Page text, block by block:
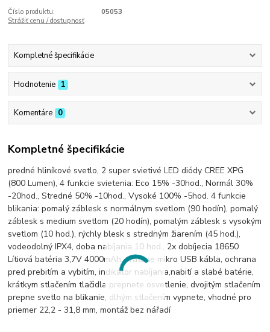
Číslo produktu:
05053
Strážiť cenu / dostupnosť
Kompletné špecifikácie
Hodnotenie 1
Komentáre 0
Kompletné špecifikácie
predné hliníkové svetlo, 2 super svietivé LED diódy CREE XPG
(800 Lumen), 4 funkcie svietenia: Eco 15% -30hod., Normál 30%
-20hod., Stredné 50% -10hod., Vysoké 100% -5hod. 4 funkcie
blikania: pomalý záblesk s normálnym svetlom (90 hodín), pomalý
záblesk s medium svetlom (20 hodín), pomalým záblesk s vysokým
svetlom (10 hod.), rýchly blesk s stredným žiarením (45 hod.),
vodeodolný IPX4, doba nabíjania 10 hod., 2x dobíjecia 18650
Lítiová batéria 3,7V 4000mAh, vrátane mikro USB kábla, ochrana
pred prebitím a vybitím, indikátor nabíjania,nabití a slabé batérie,
krátkym stlačením tlačidla prepnete osvetlenie, dvojitým stlačením
prepne svetlo na blikanie, dlhým stlačením vypnete, vhodné pro
priemer 22,2 - 31,8 mm, montáž bez nářadí